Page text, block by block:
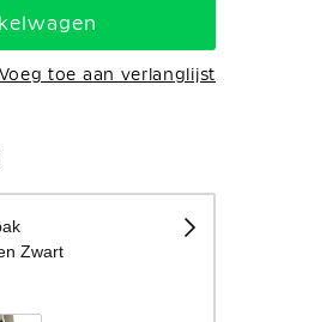
Voeg toe aan verlanglijst
Zwart